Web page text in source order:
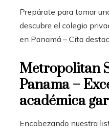
Prepárate para tomar
descubre el colegio
en Panamá – Cita
Metropolitan
Panama –
académica
Encabezando nuestra